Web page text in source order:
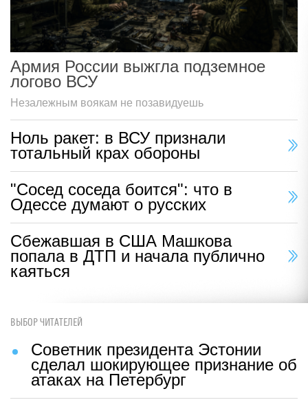
Армия России выжгла подземное
логово ВСУ
Незалежным воякам не позавидуешь
Ноль ракет: в ВСУ признали
тотальный крах обороны
"Сосед соседа боится": что в
Одессе думают о русских
Сбежавшая в США Машкова
попала в ДТП и начала публично
каяться
ВЫБОР ЧИТАТЕЛЕЙ
Советник президента Эстонии
сделал шокирующее признание об
атаках на Петербург